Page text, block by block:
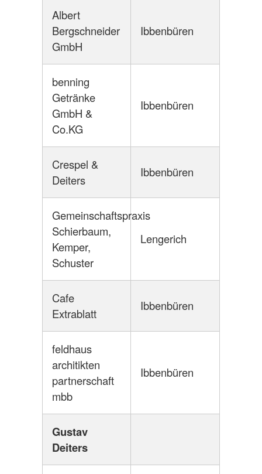
Albert
Bergschneider
GmbH
Ibbenbüren
benning
Getränke
GmbH &
Co.KG
Ibbenbüren
Crespel &
Deiters
Ibbenbüren
Gemeinschaftspraxis
Schierbaum,
Kemper,
Schuster
Lengerich
Cafe
Extrablatt
Ibbenbüren
feldhaus
architikten
partnerschaft
mbb
Ibbenbüren
Gustav
Deiters